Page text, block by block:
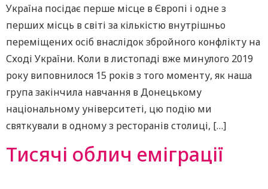
Україна посідає перше місце в Європі і одне з
перших місць в світі за кількістю внутрішньо
переміщених осіб внаслідок збройного конфлікту на
Сході України. Коли в листопаді вже минулого 2019
року виповнилося 15 років з того моменту, як наша
група закінчила навчання в Донецькому
національному університеті, цю подію ми
святкували в одному з ресторанів столиці, […]
Тисячі облич еміграції